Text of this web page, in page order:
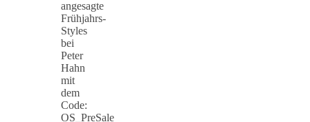
angesagte
Frühjahrs-
Styles
bei
Peter
Hahn
mit
dem
Code:
OS_PreSale